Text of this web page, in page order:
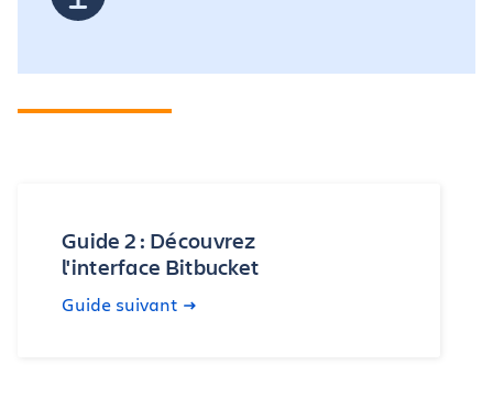
Guide 2 : Découvrez
l'interface Bitbucket
Guide suivant